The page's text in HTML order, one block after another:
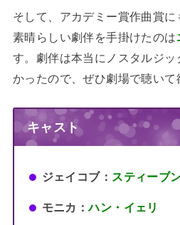
そして、アカデミー賞作曲賞
素晴らしい劇伴を手掛けたのは
す。劇伴は本当にノスタルジッ
かったので、ぜひ劇場で聴いて
キャスト
ジェイコブ： スティーブ
モニカ：ハン・イェリ